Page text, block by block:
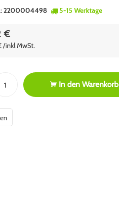
2200004498 5-15 Werktage
€
/inkl MwSt.
In den Warenkorb